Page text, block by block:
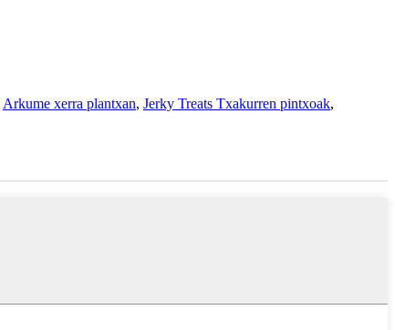
Arkume xerra plantxan, Jerky Treats Txakurren pintxoak,